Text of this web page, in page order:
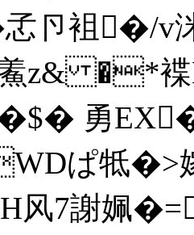
孞卪袓�/v
z& �*褋
勇
ぱ牴�>
7謝姵�=